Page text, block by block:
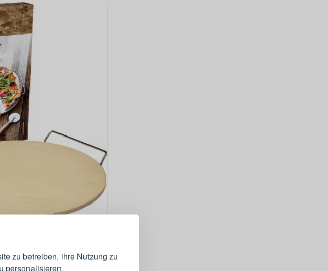
zu betreiben, ihre Nutzung zu
personalisieren.
REGISTRIEREN
E-Mail-Adresse